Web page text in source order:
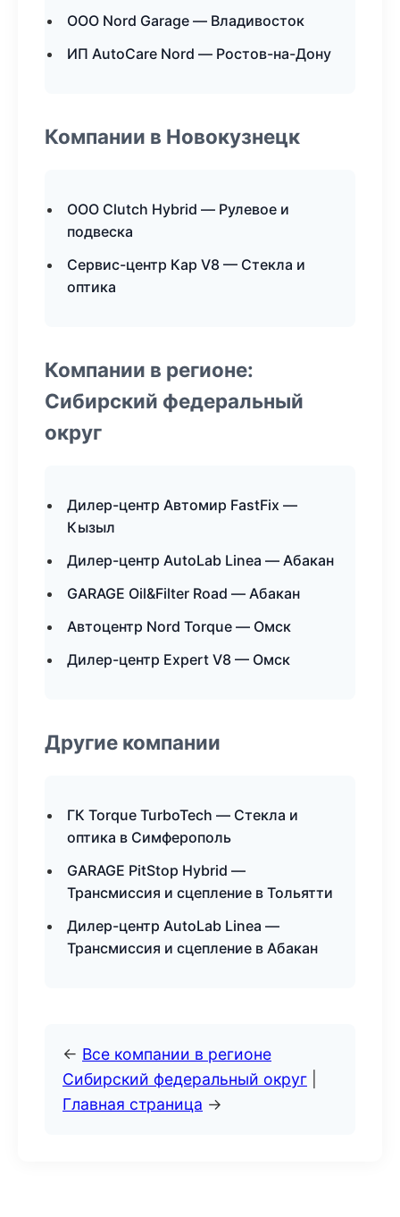
ООО Nord Garage — Владивосток
ИП AutoCare Nord — Ростов-на-Дону
Компании в Новокузнецк
ООО Clutch Hybrid — Рулевое и
подвеска
Сервис-центр Кар V8 — Стекла и
оптика
Компании в регионе:
Сибирский федеральный
округ
Дилер-центр Автомир FastFix —
Кызыл
Дилер-центр AutoLab Linea — Абакан
GARAGE Oil&Filter Road — Абакан
Автоцентр Nord Torque — Омск
Дилер-центр Expert V8 — Омск
Другие компании
ГК Torque TurboTech — Стекла и
оптика в Симферополь
GARAGE PitStop Hybrid —
Трансмиссия и сцепление в Тольятти
Дилер-центр AutoLab Linea —
Трансмиссия и сцепление в Абакан
← Все компании в регионе
Сибирский федеральный округ
Главная страница →